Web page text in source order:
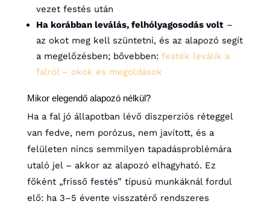
vezet festés után
Ha korábban leválás, felhólyagosodás volt–
az okot meg kell szüntetni, és az alapozó segít
a megelőzésben; bővebben: festék leválik a
falról – okok és megoldások
Mikor elegendő alapozó nélkül?
Ha a fal jó állapotban lévő diszperziós réteggel
van fedve, nem porózus, nem javított, és a
felületen nincs semmilyen tapadásproblémára
utaló jel – akkor az alapozó elhagyható. Ez
főként „frisső festés” típusú munkáknál fordul
elő: ha 3–5 évente visszatérő rendszeres